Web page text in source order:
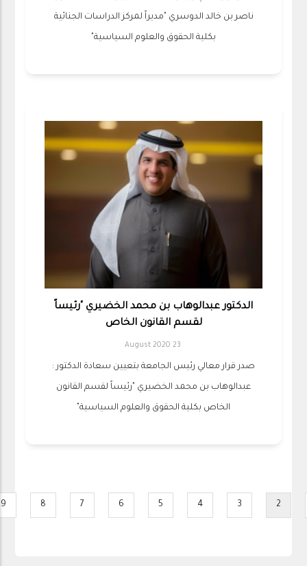
ناصر بن خالد الدوسري "مديراً لمركز الدراسات الجنائية
بكلية الحقوق والعلوم السياسية"
الدكتور عبدالوهاب بن محمد الخضيري "رئيساً
لقسم القانون الخاص
23 August 2020
صدر قرار معالي رئيس الجامعة بتعيين سعادة الدكتور :
عبدالوهاب بن محمد الخضيري "رئيساً لقسم القانون
الخاص بكلية الحقوق والعلوم السياسية"
Pagination
Current
2
Page
3
Page
4
Page
5
Page
6
Page7
Page
8
9